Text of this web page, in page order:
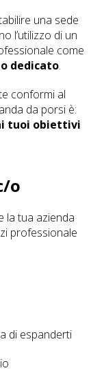
una sede
l’utilizzo di un
come
dedicato.
conformi al
da porsi è:
tuoi obiettivi
o
la tua azienda
professionale
di espanderti